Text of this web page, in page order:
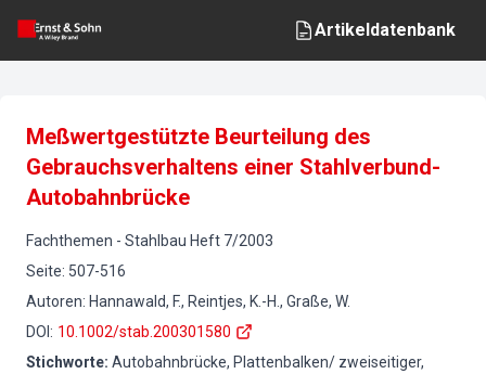
Artikeldatenbank
Meßwertgestützte Beurteilung des
Gebrauchsverhaltens einer Stahlverbund-
Autobahnbrücke
Fachthemen - Stahlbau Heft 7/2003
Seite: 507-516
Autoren: Hannawald, F., Reintjes, K.-H., Graße, W.
DOI : 10.1002/stab.200301580
Stichworte: Autobahnbrücke, Plattenbalken/ zweiseitiger,